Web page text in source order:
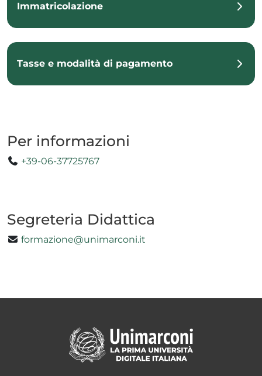
Immatricolazione
Tasse e modalità di pagamento
Per informazioni
+39-06-37725767
Segreteria Didattica
formazione@unimarconi.it